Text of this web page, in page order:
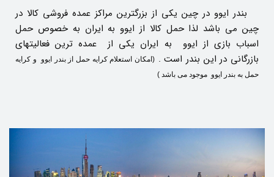
بندر ایوو در چین یکی از بزرگترین مراکز عمده فروشی کالا در
چین می باشد لذا حمل کالا از ایوو به ایران به خصوص حمل
اسباب بازی از ایوو به ایران یکی از عمده ترین فعالیتهای
بازرگانی در این بندر است . (امکان استعلام کرایه حمل از بندر ایوو و کرایه
حمل به بندر ایوو موجود می باشد )